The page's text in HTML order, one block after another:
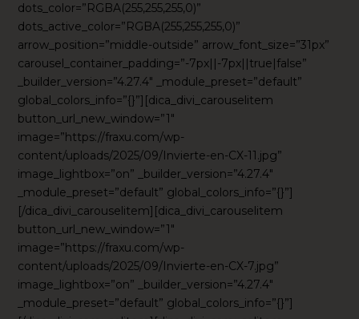
dots_color=”RGBA(255,255,255,0)”
dots_active_color=”RGBA(255,255,255,0)”
arrow_position=”middle-outside” arrow_font_size=”31px”
carousel_container_padding=”-7px||-7px||true|false”
_builder_version=”4.27.4″ _module_preset=”default”
global_colors_info=”{}”][dica_divi_carouselitem
button_url_new_window=”1″
image=”https://fraxu.com/wp-
content/uploads/2025/09/Invierte-en-CX-11.jpg”
image_lightbox=”on” _builder_version=”4.27.4″
_module_preset=”default” global_colors_info=”{}”]
[/dica_divi_carouselitem][dica_divi_carouselitem
button_url_new_window=”1″
image=”https://fraxu.com/wp-
content/uploads/2025/09/Invierte-en-CX-7.jpg”
image_lightbox=”on” _builder_version=”4.27.4″
_module_preset=”default” global_colors_info=”{}”]